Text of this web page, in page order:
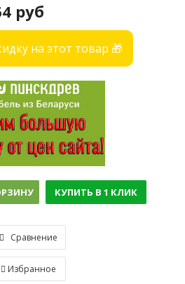
руб
на этот товар 🎁
КУПИТЬ В 1 КЛИК
Сравнение
Избранное